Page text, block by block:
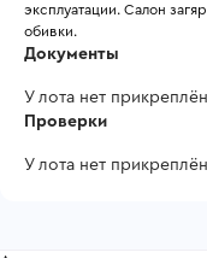
эксплуатации. Салон
обивки.
Документы
У лота нет
Проверки
У лота нет